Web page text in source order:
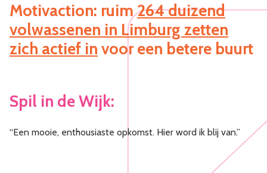
Motivaction: ruim264 duizend
volwassenen in Limburg zetten
zich actief in voor een betere buurt
Spil in de Wijk:
“Een mooie, enthousiaste opkomst. Hier word ik blij van.”